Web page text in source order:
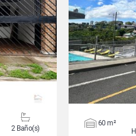
2 Baño(s)
60 m²